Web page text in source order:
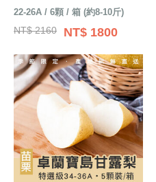
22-26A / 6顆 / 箱 (約8-10斤)
NT$ 2160 NT$ 1800